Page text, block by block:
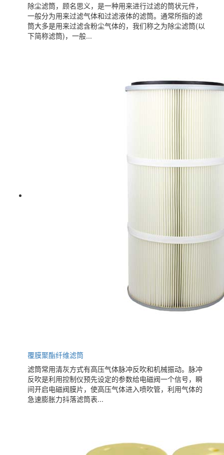
除尘滤筒，顾名思义，是一种用来进行过滤的筒状元件，
一般分为用来过滤气体和过滤液体的滤筒。通常所指的滤
筒大多是用来过滤含粉尘气体的，我们称之为除尘滤筒(以
下简称滤筒)，一般...
覆膜聚酯纤维滤筒
滤筒常用清灰方式有高压气体脉冲反吹和机械振动。脉冲
反吹是利用控制仪预先设定的参数给电磁阀一个信号，瞬
间开启电磁阀膜片，使高压气体进入喷吹管，利用气体的
急速膨胀力抖落滤筒表...